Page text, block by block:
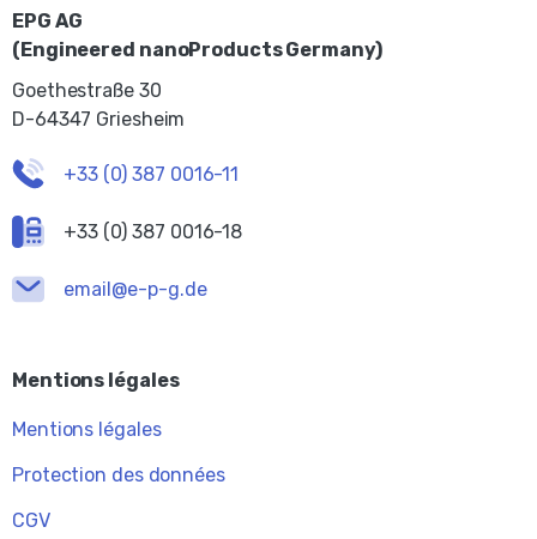
EPG AG
(Engineered nanoProducts Germany)
Goethestraße 30
D-64347 Griesheim
+33 (0) 387 0016-11
+33 (0) 387 0016-18
email@e-p-g.de
Mentions légales
Mentions légales
Protection des données
CGV